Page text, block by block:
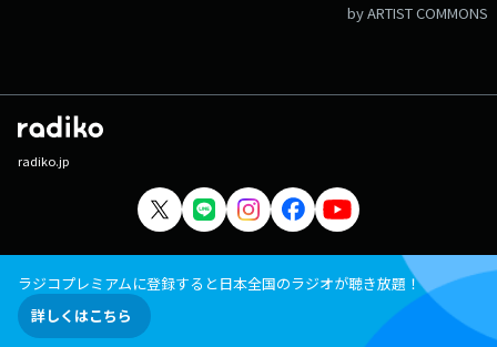
by ARTIST COMMONS
radiko.jp
ラジコプレミアムに登録すると日本全国のラジオが聴き放題！
詳しくはこちら